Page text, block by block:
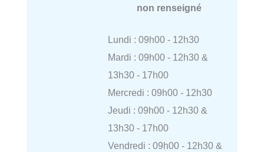
non renseigné
Lundi : 09h00 - 12h30
Mardi : 09h00 - 12h30 &
13h30 - 17h00
Mercredi : 09h00 - 12h30
Jeudi : 09h00 - 12h30 &
13h30 - 17h00
Vendredi : 09h00 - 12h30 &